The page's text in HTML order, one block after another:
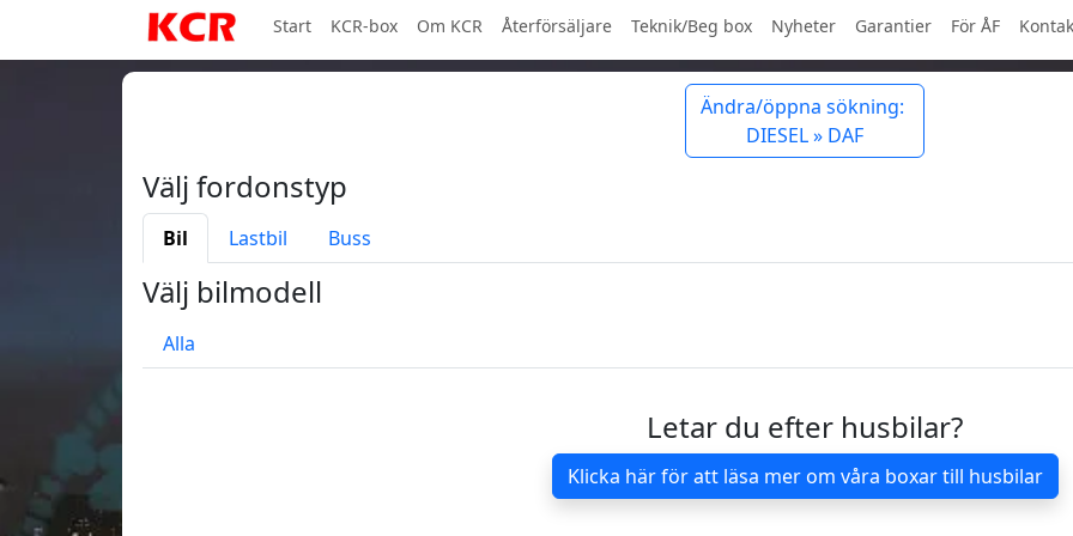
Start KCR-box Om KCR Återförsäljare Teknik/Beg box Nyheter Garantier För ÅF
Ändra/öppna sökning:
DIESEL » DAF
Välj fordonstyp
Bil Lastbil Buss
Välj bilmodell
Alla
Letar du efter husbilar?
Klicka här för att läsa mer om våra boxar till husbilar